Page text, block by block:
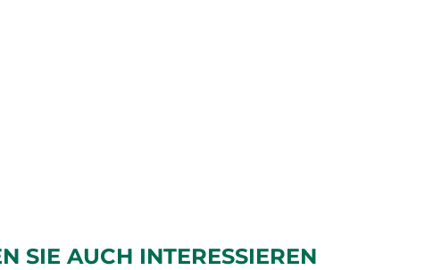
SIE AUCH INTERESSIEREN